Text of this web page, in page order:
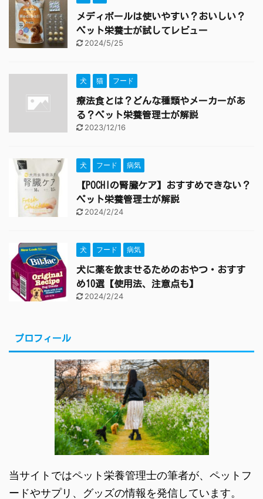
メディボールは使いやすい？おいしい？
ペット栄養士が試してレビュー
2024/5/25
犬 猫 フード
療法食とは？どんな種類やメーカーがあ
る？ペット栄養管理士が解説
2023/12/16
犬 フード 病気
【POCHIの腎臓ケア】おすすめできない？
ペット栄養管理士が解説
2024/2/24
犬 フード 病気
犬に薬を飲ませるためのおやつ・おすす
め10選【使用法、注意点も】
2024/2/24
プロフィール
当サイトではペット栄養管理士の筆者が、ペットフ
ードやサプリ、グッズの情報を発信しています。